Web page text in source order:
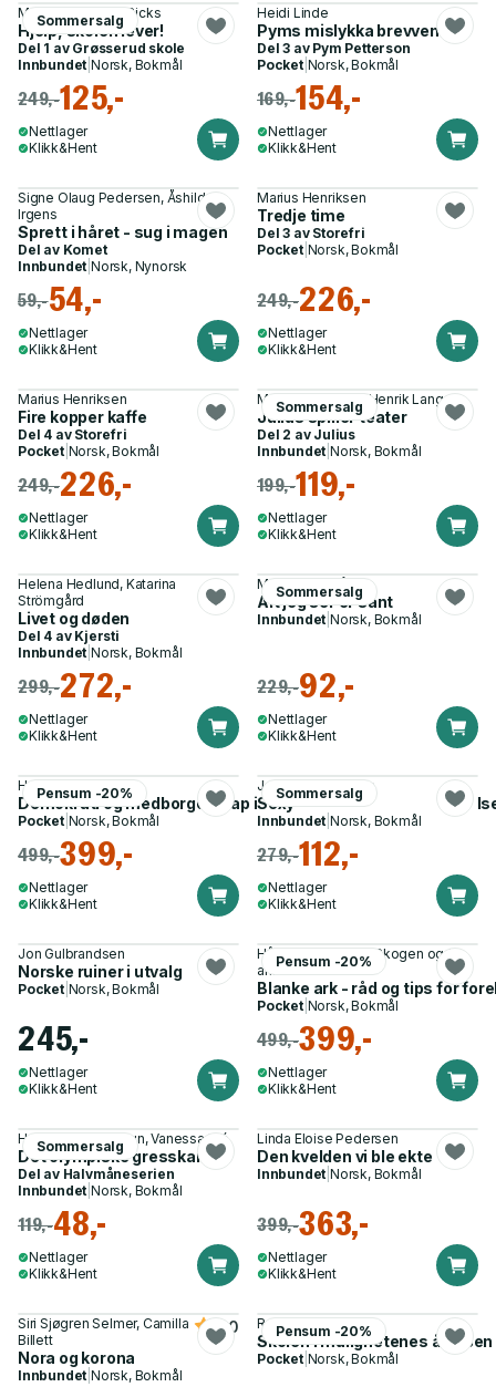
Sommersalg
Max Brallier, Sam Ricks
Hjelp, skolen lever!
Del 1 av Grøsserud skole
Innbundet |Norsk, Bokmål
249,-125,-
Nettlager
Klikk&Hent
Heidi Linde
Pyms mislykka brevvenn
Del 3 av Pym Petterson
Pocket| Norsk, Bokmål
169,-154,-
Nettlager
Klikk&Hent
Signe Olaug Pedersen, Åshild
Irgens
Sprett i håret - sug i magen
Del av Komet
Innbundet |Norsk, Nynorsk
59,-54,-
Nettlager
Klikk&Hent
Marius Henriksen
Tredje time
Del 3 av Storefri
Pocket| Norsk, Bokmål
249,-226,-
Nettlager
Klikk&Hent
Marius Henriksen
Fire kopper kaffe
Del 4 av Storefri
Pocket| Norsk, Bokmål
249,-226,-
Nettlager
Klikk&Hent
Sommersalg
Martin Svensson, Henrik Lange
Julius spiller teater
Del 2 av Julius
Innbundet |Norsk, Bokmål
199,-119,-
Nettlager
Klikk&Hent
Helena Hedlund, Katarina
Strömgård
Livet og døden
Del 4 av Kjersti
Innbundet |Norsk, Bokmål
299,-272,-
Nettlager
Klikk&Hent
Sommersalg
Marit Reiersgård
Alt jeg ser er sant
Innbundet |Norsk, Bokmål
229,-92,-
Nettlager
Klikk&Hent
Pensum -20%
Hein Berdinesen
Demokrati og medborgerskap i skolen - teoretiske
Pocket| Norsk, Bokmål
499,-399,-
Nettlager
Klikk&Hent
Sommersalg
Joyce Carol Oates
Sexy
Innbundet |Norsk, Bokmål
279,-112,-
Nettlager
Klikk&Hent
Jon Gulbrandsen
Norske ruiner i utvalg
Pocket| Norsk, Bokmål
245,-
Nettlager
Klikk&Hent
Pensum -20%
Håvard Tjora, Kjell Skogen og 1
annen
Blanke ark - råd og tips for
Pocket| Norsk, Bokmål
499,-399,-
Nettlager
Klikk&Hent
Sommersalg
Hubert Ben Kemoun, Vanessa Hié
Det olympiske gresskaret
Del av Halvmåneserien
Innbundet |Norsk, Bokmål
119,-48,-
Nettlager
Klikk&Hent
Linda Eloise Pedersen
Den kvelden vi ble ekte
Innbundet |Norsk, Bokmål
399,-363,-
Nettlager
Klikk&Hent
Siri Sjøgren Selmer, Camilla
Billett
Nora og korona
5.0
Innbundet |Norsk, Bokmål
Pensum -20%
Roar Engh
Skolen i mulighetenes
Pocket| Norsk, Bokmål